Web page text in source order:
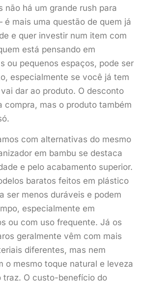
não há um grande rush para
mais uma questão de quem já
e quer investir num item com
está pensando em
ou pequenos espaços, pode ser
especialmente se você já tem
dar ao produto. O desconto
compra, mas o produto também
com alternativas do mesmo
em bambu se destaca
e pelo acabamento superior.
baratos feitos em plástico
ser menos duráveis e podem
especialmente em
ou com uso frequente. Já os
geralmente vêm com mais
diferentes, mas nem
o mesmo toque natural e leveza
traz. O custo-benefício do